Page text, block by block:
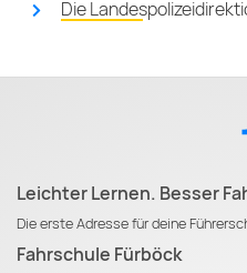
Die
Leichter Lernen. Besser
Die erste Adresse für deine
Fahrschule Fürböck